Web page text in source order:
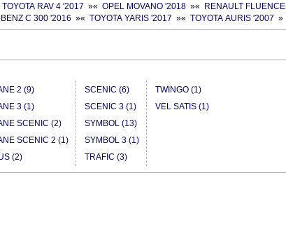
TOYOTA RAV 4 '2017 »« OPEL MOVANO '2018 »« RENAULT FLUENCE
C 300 '2016 »« TOYOTA YARIS '2017 »« TOYOTA AURIS '2007 »
2 (9)
3 (1)
SCENIC (2)
SCENIC 2 (1)
(2)
SCENIC (6)
SCENIC 3 (1)
SYMBOL (13)
SYMBOL 3 (1)
TRAFIC (3)
TWINGO (1)
VEL SATIS (1)